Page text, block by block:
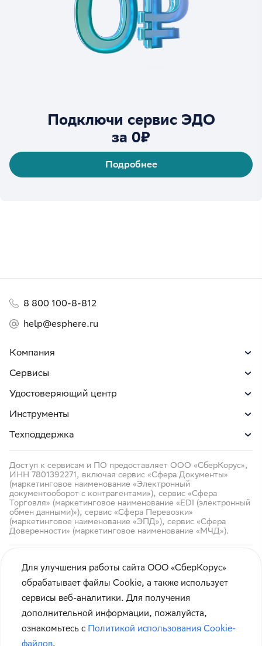
Подключи сервис ЭДО
за 0₽
Подробнее
Компания
Сервисы
Удостоверяющий центр
Инструменты
Техподдержка
8 800 100-8-812
help@esphere.ru
Доступ к сервисам и ПО предоставляет ООО «СберКорус»,
ИНН 7801392271, включая сервис «Сфера Документы»
(маркетинговое наименование «Электронный
документооборот с контрагентами»), сервис «Сфера
Торговля» (маркетинговое наименование «EDI (электронный
обмен данными)»), сервис «Сфера Перевозки»
(маркетинговое наименование «ЭПД»), сервис «Сфера
Доверенности» (маркетинговое наименование «МЧД»).
Кибербезопасность
Правила использования сайта
Карта сайта
Для улучшения работы сайта ООО «СберКорус»
обрабатывает файлы Cookie, а также использует
сервисы веб-аналитики. Для получения
дополнительной информации, пожалуйста,
ознакомьтесь с Политикой использования Cookie-
файлов.